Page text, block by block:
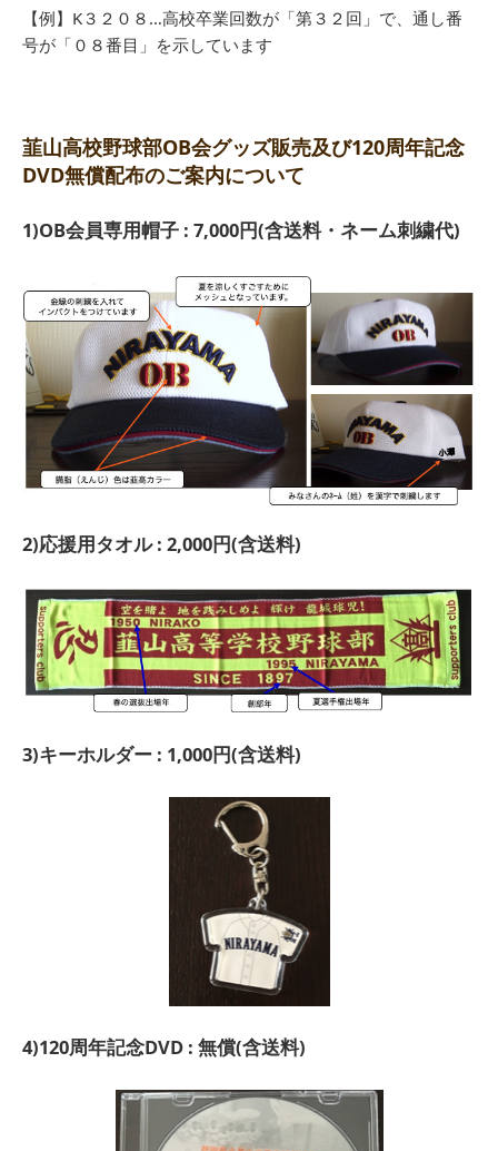
【例】K３２０８…高校卒業回数が「第３２回」で、通し番
号が「０８番目」を示しています
韮山高校野球部OB会グッズ販売及び120周年記念
DVD無償配布のご案内について
1)OB会員専用帽子 : 7,000円(含送料・ネーム刺繍代)
2)応援用タオル : 2,000円(含送料)
3)キーホルダー : 1,000円(含送料)
4)120周年記念DVD : 無償(含送料)